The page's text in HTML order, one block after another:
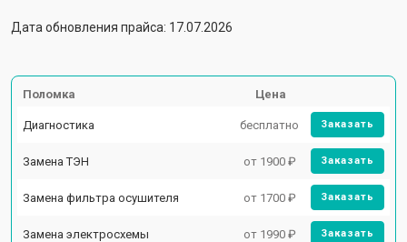
Дата обновления прайса: 17.07.2026
Поломка Цена
Диагностика бесплатно Заказать
Замена ТЭН от 1900 ₽ Заказать
Замена фильтра осушителя от 1700 ₽ Заказать
Замена электросхемы от 1990 ₽ Заказать